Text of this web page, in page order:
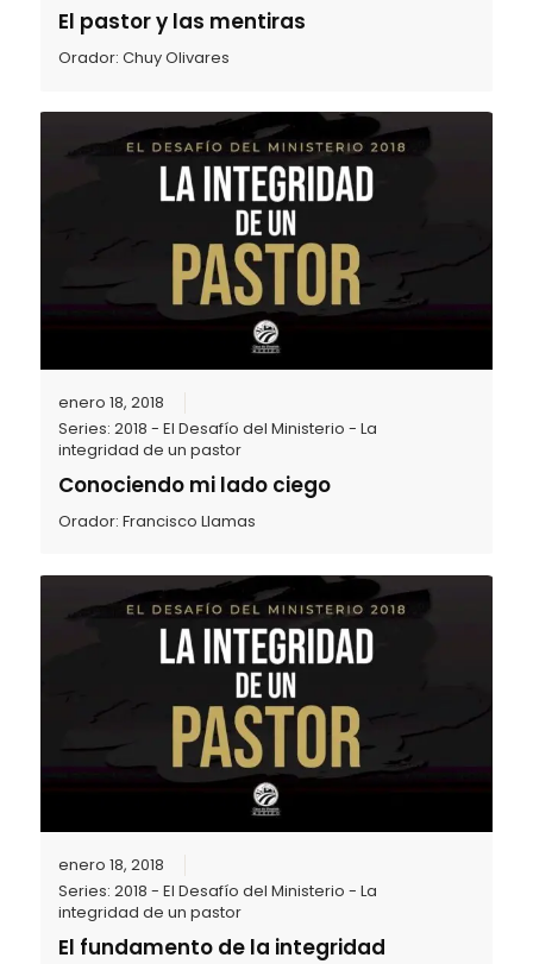
El pastor y las mentiras
Orador:Chuy Olivares
enero 18, 2018
Series:2018 - El Desafío del Ministerio - La
integridad de un pastor
Conociendo mi lado ciego
Orador:Francisco Llamas
enero 18, 2018
Series:2018 - El Desafío del Ministerio - La
integridad de un pastor
El fundamento de la integridad